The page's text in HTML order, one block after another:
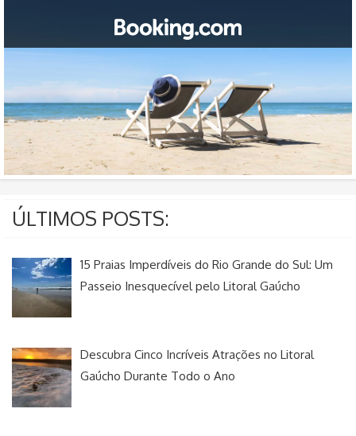
ÚLTIMOS POSTS:
15 Praias Imperdíveis do Rio Grande do Sul: Um
Passeio Inesquecível pelo Litoral Gaúcho
Descubra Cinco Incríveis Atrações no Litoral
Gaúcho Durante Todo o Ano